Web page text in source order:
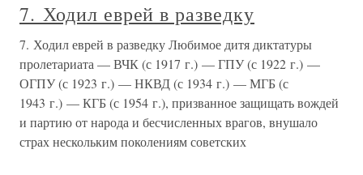
7. Ходил еврей в разведку
7. Ходил еврей в разведку Любимое дитя диктатуры
пролетариата — ВЧК (с 1917 г.) — ГПУ (с 1922 г.) —
ОГПУ (с 1923 г.) — НКВД (с 1934 г.) — МГБ (с
1943 г.) — КГБ (с 1954 г.), призванное защищать вождей
и партию от народа и бесчисленных врагов, внушало
страх нескольким поколениям советских